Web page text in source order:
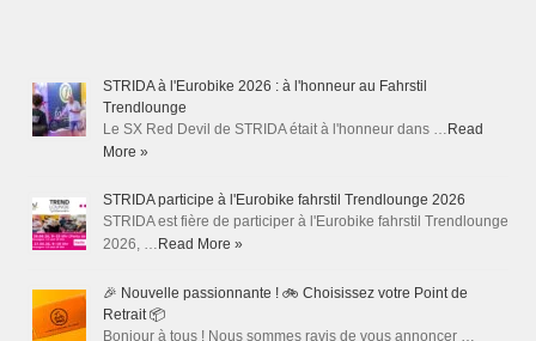
STRIDA à l'Eurobike 2026 : à l'honneur au Fahrstil
Trendlounge
Le SX Red Devil de STRIDA était à l'honneur dans … Read
More »
STRIDA participe à l'Eurobike fahrstil Trendlounge 2026
STRIDA est fière de participer à l'Eurobike fahrstil Trendlounge
2026, … Read More »
🎉 Nouvelle passionnante ! 🚲 Choisissez votre Point de
Retrait 📦
Bonjour à tous ! Nous sommes ravis de vous annoncer …